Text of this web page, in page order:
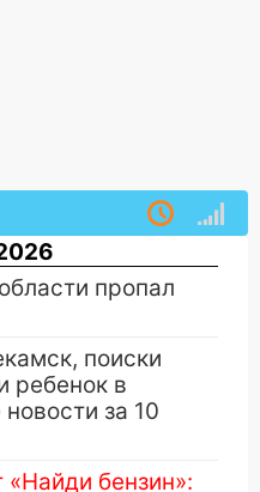
пропал
поиски
ребенок в
за 10
«Найди бензин»: